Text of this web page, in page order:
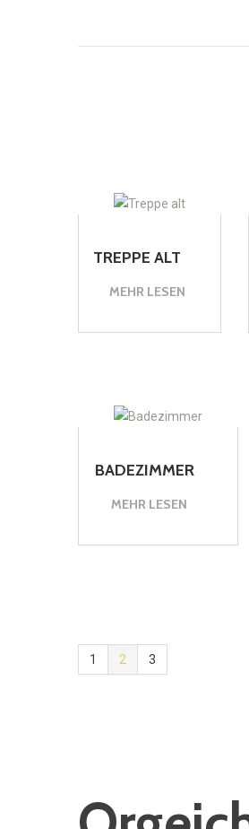
TREPPE ALT
MEHR LESEN
BADEZIMMER
MEHR LESEN
1 2 3